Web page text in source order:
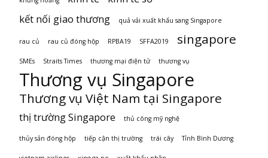
kết nối giao thương
quả vải xuất khẩu sang Singapore
rau củ rau củ đóng hộp RPBA19 SFFA2019 singapore
SMEs Straits Times thương mại điện tử thương vụ
Thương vụ Singapore
Thương vụ Việt Nam tại Singapore
thị trường Singapore thủ công mỹ nghệ
thủy sản đóng hộp tiếp cận thị trường trái cây Tỉnh Bình Dương